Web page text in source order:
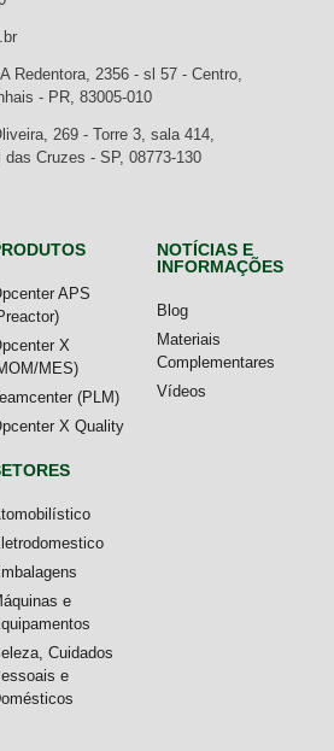
Redentora, 2356 - sl 57 - Centro,
- PR, 83005-010
269 - Torre 3, sala 414,
Cruzes - SP, 08773-130
APS
X
MES)
(PLM)
X Quality
e
Cuidados
e
NOTÍCIAS E
INFORMAÇÕES
Blog
Materiais
Complementares
Vídeos